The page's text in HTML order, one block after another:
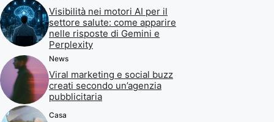
Visibilità nei motori AI per il
settore salute: come apparire
nelle risposte di Gemini e
Perplexity
News
Viral marketing e social buzz
creati secondo un’agenzia
pubblicitaria
Casa